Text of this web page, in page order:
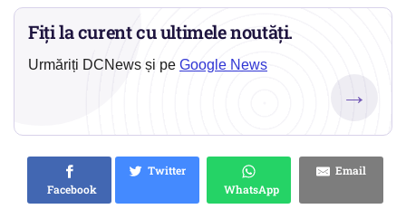
Fiți la curent cu ultimele noutăți.
Urmăriți DCNews și pe Google News
→
Facebook
Twitter
WhatsApp
Email